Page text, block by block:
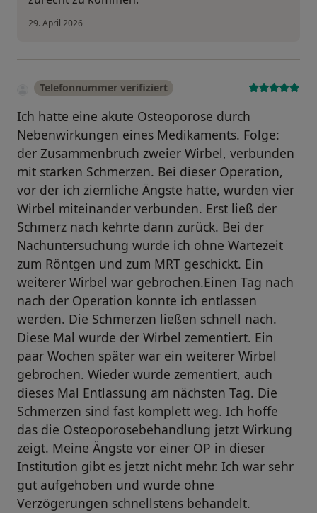
29. April 2026
Telefonnummer verifiziert
Ich hatte eine akute Osteoporose durch
Nebenwirkungen eines Medikaments. Folge:
der Zusammenbruch zweier Wirbel, verbunden
mit starken Schmerzen. Bei dieser Operation,
vor der ich ziemliche Ängste hatte, wurden vier
Wirbel miteinander verbunden. Erst ließ der
Schmerz nach kehrte dann zurück. Bei der
Nachuntersuchung wurde ich ohne Wartezeit
zum Röntgen und zum MRT geschickt. Ein
weiterer Wirbel war gebrochen.Einen Tag nach
nach der Operation konnte ich entlassen
werden. Die Schmerzen ließen schnell nach.
Diese Mal wurde der Wirbel zementiert. Ein
paar Wochen später war ein weiterer Wirbel
gebrochen. Wieder wurde zementiert, auch
dieses Mal Entlassung am nächsten Tag. Die
Schmerzen sind fast komplett weg. Ich hoffe
das die Osteoporosebehandlung jetzt Wirkung
zeigt. Meine Ängste vor einer OP in dieser
Institution gibt es jetzt nicht mehr. Ich war sehr
gut aufgehoben und wurde ohne
Verzögerungen schnellstens behandelt.